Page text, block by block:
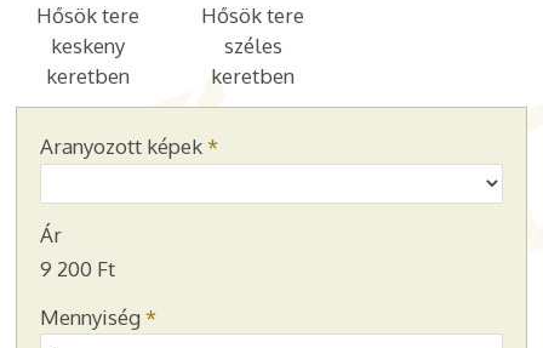
Hősök tere
keskeny
keretben
Hősök tere
széles
keretben
Aranyozott képek *
Ár
9 200 Ft
Mennyiség *